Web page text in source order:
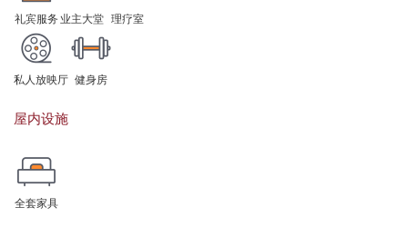
礼宾服务业主大堂 理疗室
私人放映厅 健身房
屋内设施
全套家具